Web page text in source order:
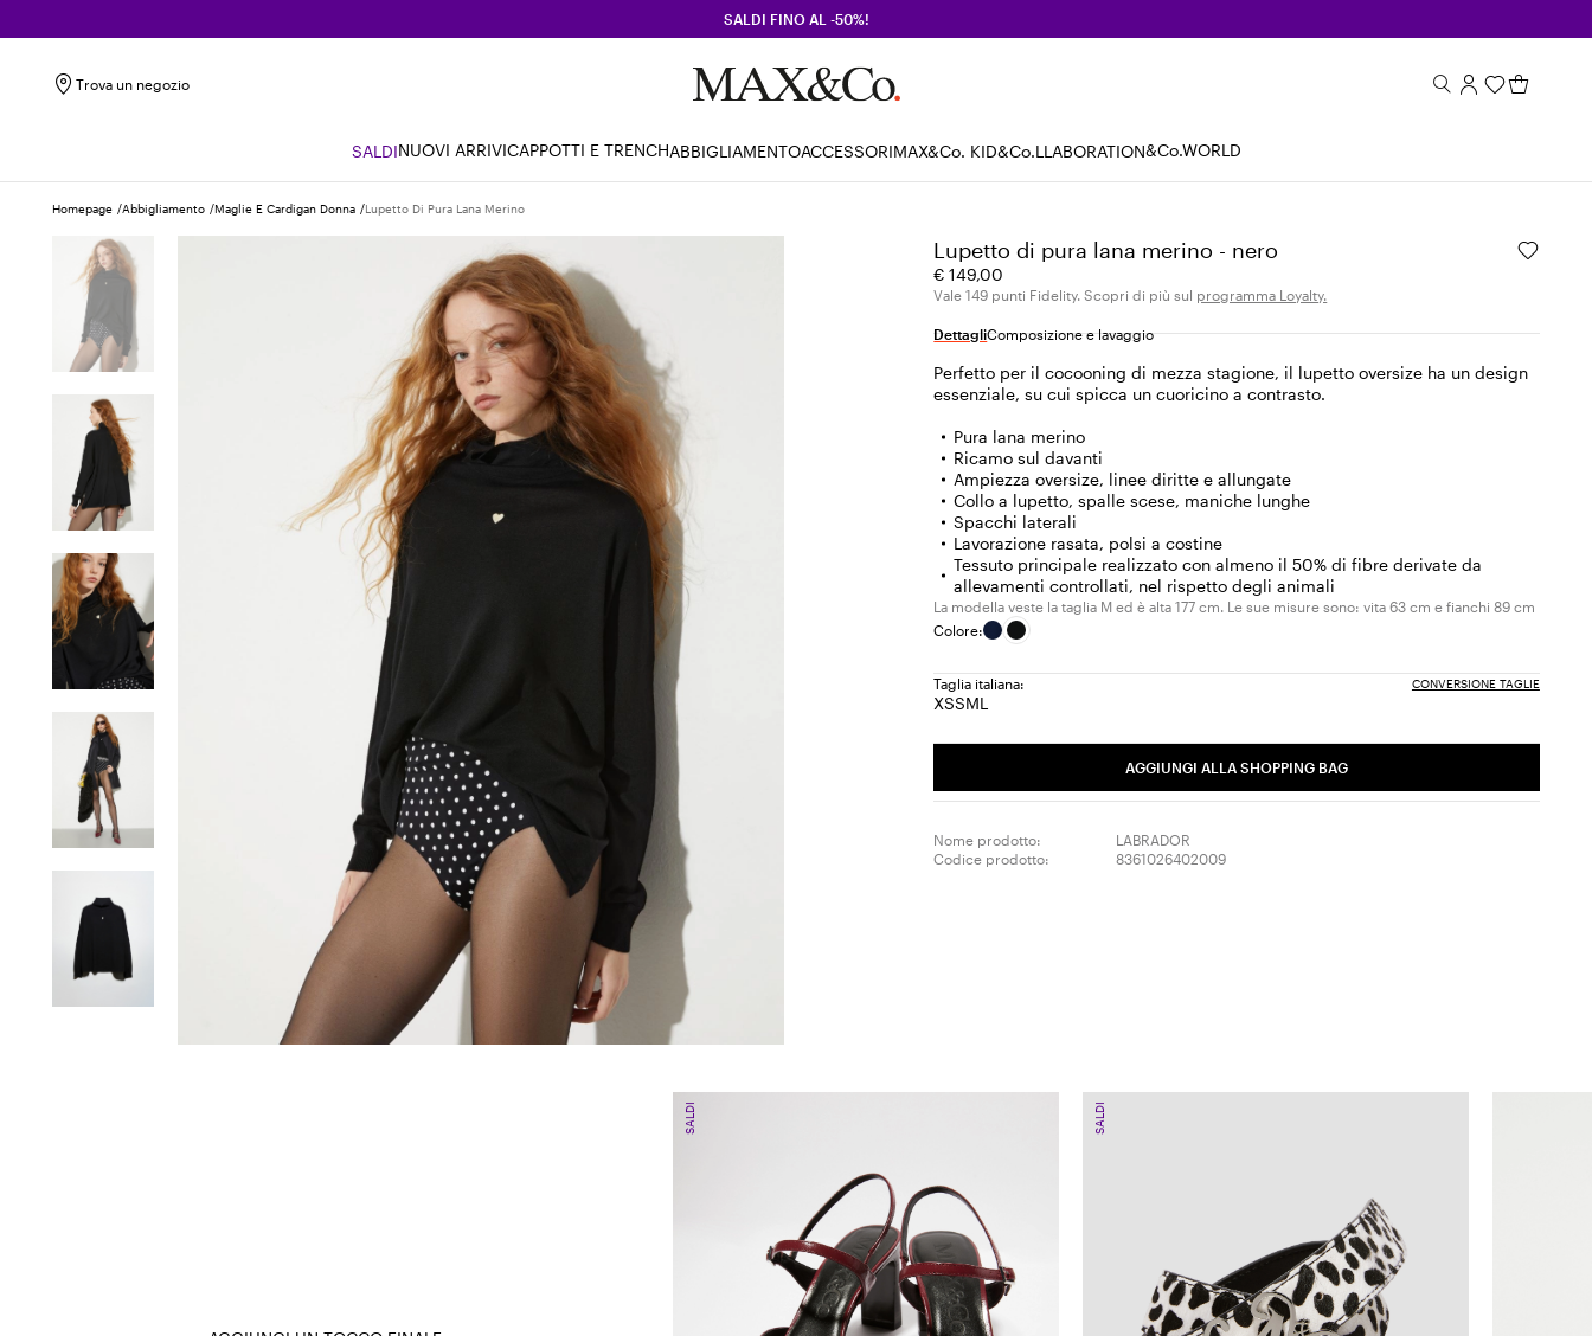
SALDI FINO AL -50%!
Trova un negozio
SALDINUOVI ARRIVICAPPOTTI E TRENCHABBIGLIAMENTOACCESSORIMAX&Co. KID&Co.LLABORATION&Co.WORLD
Homepage Abbigliamento Maglie E Cardigan Donna Lupetto Di Pura Lana Merino
Lupetto di pura lana merino - nero
€ 149,00
Vale 149 punti Fidelity. Scopri di più sul programma Loyalty.
DettagliComposizione e lavaggio
Perfetto per il cocooning di mezza stagione, il lupetto oversize ha un design
essenziale, su cui spicca un cuoricino a contrasto.
Pura lana merino
Ricamo sul davanti
Ampiezza oversize, linee diritte e allungate
Collo a lupetto, spalle scese, maniche lunghe
Spacchi laterali
Lavorazione rasata, polsi a costine
Tessuto principale realizzato con almeno il 50% di fibre derivate da
allevamenti controllati, nel rispetto degli animali
La modella veste la taglia M ed è alta 177 cm. Le sue misure sono: vita 63 cm e fianchi 89 cm
Colore:
Taglia italiana: CONVERSIONE TAGLIE
XSTaglia:
STaglia:
MTaglia:
LTaglia:
AGGIUNGI ALLA SHOPPING BAG
Nome prodotto:
LABRADOR
Codice prodotto:
8361026402009
SALDI SALDI